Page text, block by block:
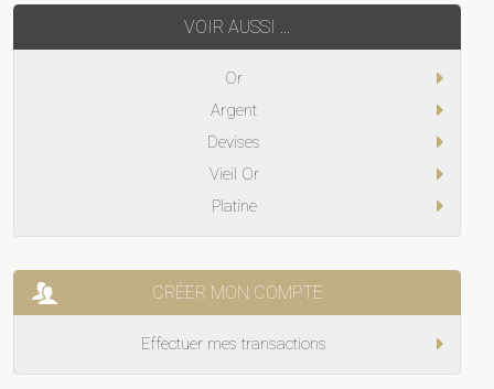
VOIR AUSSI ...
Or
Argent
Devises
Vieil Or
Platine
CRÉER MON COMPTE
Effectuer mes transactions